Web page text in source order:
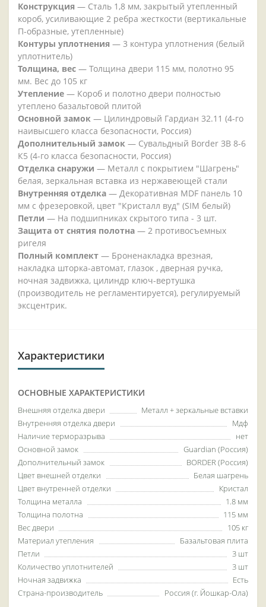
Конструкция — Сталь 1,8 мм, закрытый утепленный
короб, усиливающие 2 ребра жесткости (вертикальные
П-образные, утепленные)
Контуры уплотнения — 3 контура уплотнения (белый
уплотнитель)
Толщина, вес — Толщина двери 115 мм, полотно 95
мм. Вес до 105 кг
Утепление — Короб и полотно двери полностью
утеплено базальтовой плитой
Основной замок — Цилиндровый Гардиан 32.11 (4-го
наивысшего класса безопасности, Россия)
Дополнительный замок — Сувальдный Border ЗВ 8-6
К5 (4-го класса безопасности, Россия)
Отделка снаружи — Металл с покрытием "Шагрень"
белая, зеркальная вставка из нержавеющей стали
Внутренняя отделка — Декоративная MDF панель 10
мм с фрезеровкой, цвет "Кристалл вуд" (SIM белый)
Петли — На подшипниках скрытого типа - 3 шт.
Защита от снятия полотна — 2 противосъемных
ригеля
Полный комплект — Броненакладка врезная,
накладка шторка-автомат, глазок , дверная ручка,
ночная задвижка, цилиндр ключ-вертушка
(производитель не регламентируется), регулируемый
эксцентрик.
Характеристики
ОСНОВНЫЕ ХАРАКТЕРИСТИКИ
Внешняя отделка двери
Металл + зеркальные вставки
Внутренняя отделка двери
Мдф
Наличие терморазрыва
нет
Основной замок
Guardian (Россия)
Дополнительный замок
BORDER (Россия)
Цвет внешней отделки
Белая шагрень
Цвет внутренней отделки
Кристал
Толщина металла
1.8 мм
Толщина полотна
115 мм
Вес двери
105 кг
Материал утепления
Базальтовая плита
Петли
3 шт
Количество уплотнителей
3 шт
Ночная задвижка
Есть
Страна-производитель
Россия (г. Йошкар-Ола)